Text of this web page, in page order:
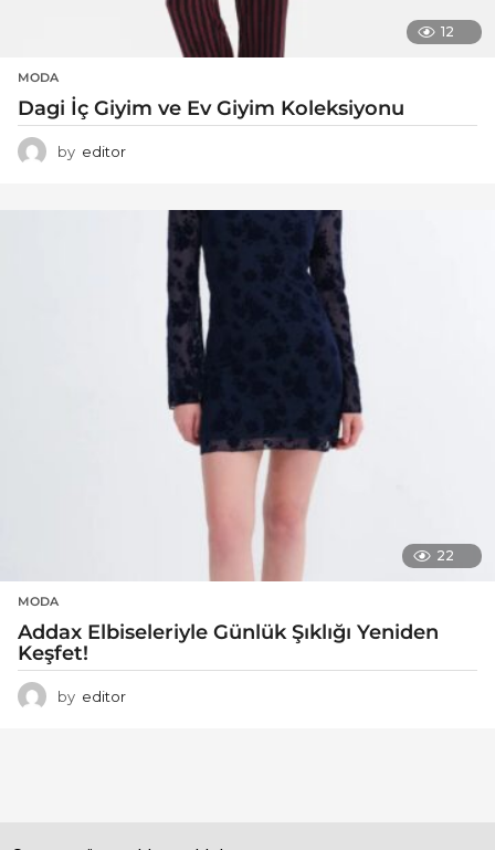
12
MODA
Dagi İç Giyim ve Ev Giyim Koleksiyonu
by editor
22
MODA
Addax Elbiseleriyle Günlük Şıklığı Yeniden
Keşfet!
by editor